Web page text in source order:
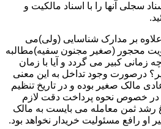
سجلی آنها را با اسناد مالکیت و
بر مدارک شناسایی (ولی)می
محجور (صغیر مجنون سفیه)مطالبه
کبیر می گردد و آیا با زمان
درصورت وجود تداخل به این معنی
مالک صغیر بوده و در تاریخ تنظیم
در خصوص نحوه پرداخت دقت لازم
رشد ثمن معامله می بایست به مالک
او رافع مسئولیت خریدار نخواهد بود.